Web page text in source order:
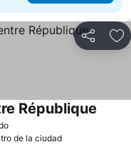
Compartir
Ver precios
République
de la ciudad